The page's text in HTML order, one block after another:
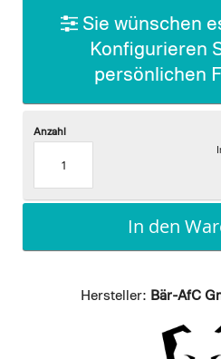
Sie wünschen
Konfigurieren
persönlichen
Anzahl
In den
Hersteller: Bär-AfC